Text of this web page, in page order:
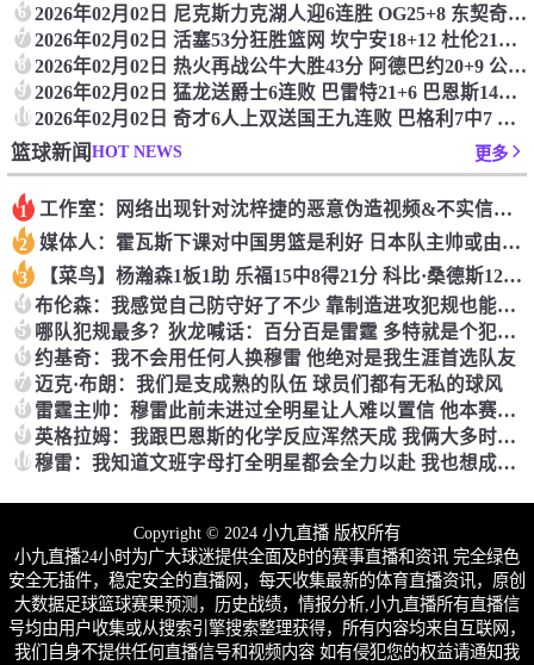
6 2026年02月02日 尼克斯力克湖人迎6连胜 OG25+8 东契奇30+15+8 詹姆斯22+5+6
7 2026年02月02日 活塞53分狂胜篮网 坎宁安18+12 杜伦21+10
8 2026年02月02日 热火再战公牛大胜43分 阿德巴约20+9 公牛三分球41中6
9 2026年02月02日 猛龙送爵士6连败 巴雷特21+6 巴恩斯14+9+4帽 马尔卡宁27+11
10 2026年02月02日 奇才6人上双送国王九连败 巴格利7中7 拉文35+6 德罗赞32分
篮球新闻HOT NEWS 更多
1 工作室：网络出现针对沈梓捷的恶意伪造视频&不实信息 将依法追究
2 媒体人：霍瓦斯下课对中国男篮是利好 日本队主帅或由盖恩斯暂代
3 【菜鸟】杨瀚森1板1助 乐福15中8得21分 科比·桑德斯12分2板4助
4 布伦森：我感觉自己防守好了不少 靠制造进攻犯规也能算个护筐者
5 哪队犯规最多？狄龙喊话：百分百是雷霆 多特就是个犯规大王！
6 约基奇：我不会用任何人换穆雷 他绝对是我生涯首选队友
7 迈克·布朗：我们是支成熟的队伍 球员们都有无私的球风
8 雷霆主帅：穆雷此前未进过全明星让人难以置信 他本赛季实至名归
9 英格拉姆：我跟巴恩斯的化学反应浑然天成 我俩大多时候无需多言
10 穆雷：我知道文班字母打全明星都会全力以赴 我也想成为其中之一
Copyright © 2024 小九直播 版权所有
小九直播24小时为广大球迷提供全面及时的赛事直播和资讯 完全绿色
安全无插件，稳定安全的直播网，每天收集最新的体育直播资讯，原创
大数据足球篮球赛果预测，历史战绩，情报分析,小九直播所有直播信
号均由用户收集或从搜索引擎搜索整理获得，所有内容均来自互联网，
我们自身不提供任何直播信号和视频内容 如有侵犯您的权益请通知我